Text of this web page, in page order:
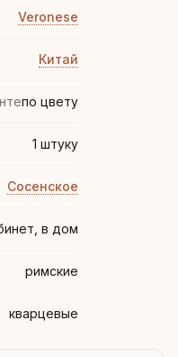
Veronese
Китай
по цвету
1 штуку
Сосенское
в дом
римские
кварцевые